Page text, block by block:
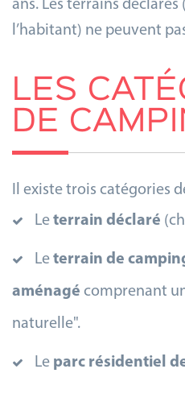
ans. Les terrains déclarés
l’habitant) ne peuvent
LES
DE
Il existe trois catégories
Le terrain déclaré
Le terrain de
aménagé comprenant
naturelle".
Le parc résidentiel